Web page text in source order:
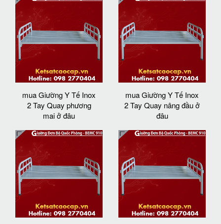
mua Giường Y Tế Inox
2 Tay Quay phương
mai ở đâu
mua Giường Y Tế Inox
2 Tay Quay nâng đầu ở
đâu